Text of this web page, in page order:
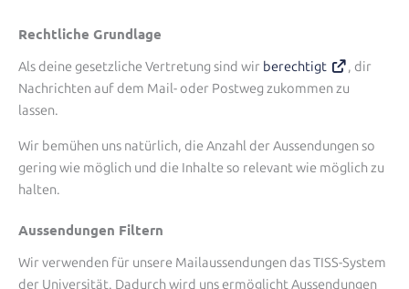
Rechtliche Grundlage
Als deine gesetzliche Vertretung sind wir berechtigt
, dir
Nachrichten auf dem Mail- oder Postweg zukommen zu
lassen.
Wir bemühen uns natürlich, die Anzahl der Aussendungen so
gering wie möglich und die Inhalte so relevant wie möglich zu
halten.
Aussendungen Filtern
Wir verwenden für unsere Mailaussendungen das TISS-System
der Universität. Dadurch wird uns ermöglicht Aussendungen